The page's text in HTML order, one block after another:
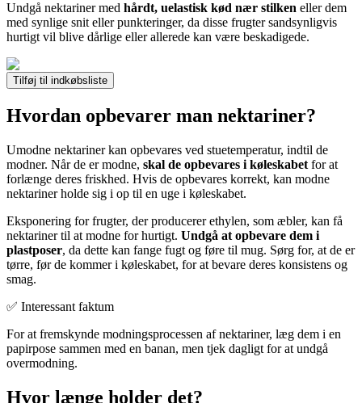
Undgå nektariner med hårdt, uelastisk kød nær stilken eller dem
med synlige snit eller punkteringer, da disse frugter sandsynligvis
hurtigt vil blive dårlige eller allerede kan være beskadigede.
Tilføj til indkøbsliste
Hvordan opbevarer man nektariner?
Umodne nektariner kan opbevares ved stuetemperatur, indtil de
modner. Når de er modne, skal de opbevares i køleskabet for at
forlænge deres friskhed. Hvis de opbevares korrekt, kan modne
nektariner holde sig i op til en uge i køleskabet.
Eksponering for frugter, der producerer ethylen, som æbler, kan få
nektariner til at modne for hurtigt. Undgå at opbevare dem i
plastposer, da dette kan fange fugt og føre til mug. Sørg for, at de er
tørre, før de kommer i køleskabet, for at bevare deres konsistens og
smag.
✅ Interessant faktum
For at fremskynde modningsprocessen af nektariner, læg dem i en
papirpose sammen med en banan, men tjek dagligt for at undgå
overmodning.
Hvor længe holder det?